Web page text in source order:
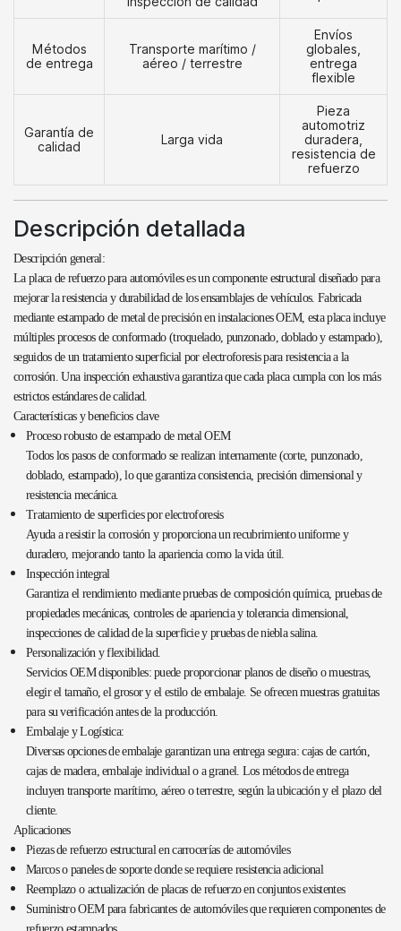
Métodos
de entrega
Transporte marítimo /
aéreo / terrestre
Envíos
globales,
entrega
flexible
Garantía de
calidad
Larga vida
Pieza
automotriz
duradera,
resistencia de
refuerzo
Descripción detallada
Descripción general:
La placa de refuerzo para automóviles es un componente estructural diseñado para
mejorar la resistencia y durabilidad de los ensamblajes de vehículos. Fabricada
mediante estampado de metal de precisión en instalaciones OEM, esta placa incluye
múltiples procesos de conformado (troquelado, punzonado, doblado y estampado),
seguidos de un tratamiento superficial por electroforesis para resistencia a la
corrosión. Una inspección exhaustiva garantiza que cada placa cumpla con los más
estrictos estándares de calidad.
Características y beneficios clave
Proceso robusto de estampado de metal OEM
Todos los pasos de conformado se realizan internamente (corte, punzonado,
doblado, estampado), lo que garantiza consistencia, precisión dimensional y
resistencia mecánica.
Tratamiento de superficies por electroforesis
Ayuda a resistir la corrosión y proporciona un recubrimiento uniforme y
duradero, mejorando tanto la apariencia como la vida útil.
Inspección integral
Garantiza el rendimiento mediante pruebas de composición química, pruebas de
propiedades mecánicas, controles de apariencia y tolerancia dimensional,
inspecciones de calidad de la superficie y pruebas de niebla salina.
Personalización y flexibilidad.
Servicios OEM disponibles: puede proporcionar planos de diseño o muestras,
elegir el tamaño, el grosor y el estilo de embalaje. Se ofrecen muestras gratuitas
para su verificación antes de la producción.
Embalaje y Logística:
Diversas opciones de embalaje garantizan una entrega segura: cajas de cartón,
cajas de madera, embalaje individual o a granel. Los métodos de entrega
incluyen transporte marítimo, aéreo o terrestre, según la ubicación y el plazo del
cliente.
Aplicaciones
Piezas de refuerzo estructural en carrocerías de automóviles
Marcos o paneles de soporte donde se requiere resistencia adicional
Reemplazo o actualización de placas de refuerzo en conjuntos existentes
Suministro OEM para fabricantes de automóviles que requieren componentes de